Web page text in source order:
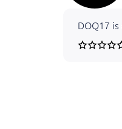
DOQ17